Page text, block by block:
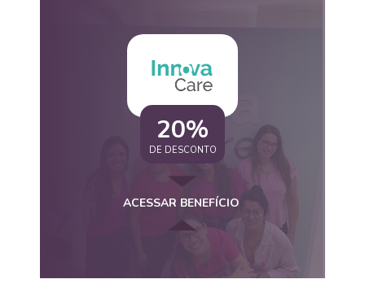
20%
DE DESCONTO
ACESSAR BENEFÍCIO